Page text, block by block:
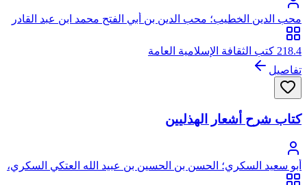
محب الدين الخطيب؛ محب الدين بن أبي الفتح محمد ابن عبد القادر
بن صالح الخطيب، يتصل نسبه بعبد القادر الجيلاني الحسني
218.4 كتب الثقافة الإسلامية العامة
تفاصيل
كتاب شرح أشعار الهذليين
أبو سعيد السكري؛ الحسن بن الحسين بن عبيد الله العتكي السكري،
ابو سعيد